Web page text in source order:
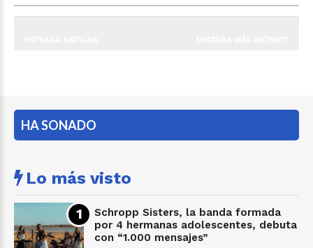
HA SONADO
Lo más visto
Schropp Sisters, la banda formada
por 4 hermanas adolescentes, debuta
con “1.000 mensajes”